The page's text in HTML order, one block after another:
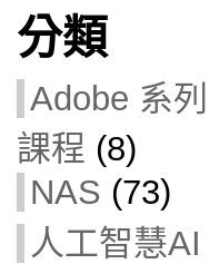
分類
Adobe 系列
課程 (8)
NAS (73)
人工智慧AI